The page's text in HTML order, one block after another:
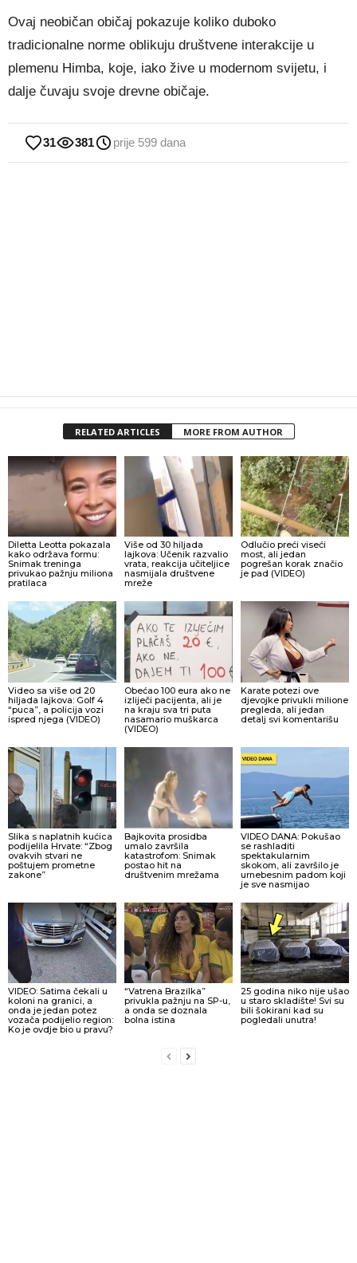
Ovaj neobičan običaj pokazuje koliko duboko
tradicionalne norme oblikuju društvene interakcije u
plemenu Himba, koje, iako žive u modernom svijetu, i
dalje čuvaju svoje drevne običaje.
31 381 prije 599 dana
RELATED ARTICLES MORE FROM AUTHOR
Diletta Leotta pokazala
kako održava formu:
Snimak treninga
privukao pažnju miliona
pratilaca
Više od 30 hiljada
lajkova: Učenik razvalio
vrata, reakcija učiteljice
nasmijala društvene
mreže
Odlučio preći viseći
most, ali jedan
pogrešan korak značio
je pad (VIDEO)
Video sa više od 20
hiljada lajkova: Golf 4
“puca”, a policija vozi
ispred njega (VIDEO)
Obećao 100 eura ako ne
izliječi pacijenta, ali je
na kraju sva tri puta
nasamario muškarca
(VIDEO)
Karate potezi ove
djevojke privukli milione
pregleda, ali jedan
detalj svi komentarišu
Slika s naplatnih kućica
podijelila Hrvate: “Zbog
ovakvih stvari ne
poštujem prometne
zakone”
Bajkovita prosidba
umalo završila
katastrofom: Snimak
postao hit na
društvenim mrežama
VIDEO DANA: Pokušao
se rashladiti
spektakularnim
skokom, ali završilo je
urnebesnim padom koji
je sve nasmijao
VIDEO: Satima čekali u
koloni na granici, a
onda je jedan potez
vozača podijelio region:
Ko je ovdje bio u pravu?
“Vatrena Brazilka”
privukla pažnju na SP-u,
a onda se doznala
bolna istina
25 godina niko nije ušao
u staro skladište! Svi su
bili šokirani kad su
pogledali unutra!